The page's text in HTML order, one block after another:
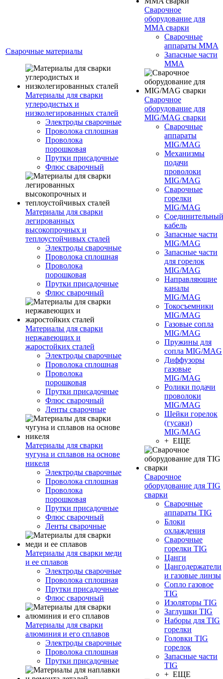
Сварочные материалы
Материалы для сварки
углеродистых и
низколегированных сталей
Электроды сварочные
Проволока сплошная
Проволока
порошковая
Прутки присадочные
Флюс сварочный
Материалы для сварки
легированных
высокопрочных и
теплоустойчивых сталей
Электроды сварочные
Проволока сплошная
Проволока
порошковая
Прутки присадочные
Флюс сварочный
Материалы для сварки
нержавеющих и
жаростойких сталей
Электроды сварочные
Проволока сплошная
Проволока
порошковая
Прутки присадочные
Флюс сварочный
Ленты сварочные
Материалы для сварки
чугуна и сплавов на основе
никеля
Электроды сварочные
Проволока сплошная
Проволока
порошковая
Прутки присадочные
Флюс сварочный
Ленты сварочные
Материалы для сварки меди
и ее сплавов
Электроды сварочные
Проволока сплошная
Прутки присадочные
Флюс сварочный
Материалы для сварки
алюминия и его сплавов
Электроды сварочные
Проволока сплошная
Прутки присадочные
Сварочное
оборудование для
MMA сварки
Сварочные
аппараты MMA
Запасные части
MMA
Сварочное
оборудование для
MIG/MAG сварки
Сварочные
аппараты
MIG/MAG
Механизмы
подачи
проволоки
MIG/MAG
Сварочные
горелки
MIG/MAG
Соединительный
кабель
Запасные части
MIG/MAG
Запасные части
для горелок
MIG/MAG
Направляющие
каналы
MIG/MAG
Токосъемники
MIG/MAG
Газовые сопла
MIG/MAG
Пружины для
сопла MIG/MAG
Диффузоры
газовые
MIG/MAG
Ролики подачи
проволоки
MIG/MAG
Шейки горелок
(гусаки)
MIG/MAG
+ ЕЩЕ
Сварочное
оборудование для TIG
сварки
Сварочные
аппараты TIG
Блоки
охлаждения
Сварочные
горелки TIG
Цанги
Цангодержатели
и газовые линзы
Сопло газовое
TIG
Изоляторы TIG
Заглушки TIG
Наборы для TIG
горелки
Головки TIG
горелок
Запасные части
TIG
+ ЕЩЕ